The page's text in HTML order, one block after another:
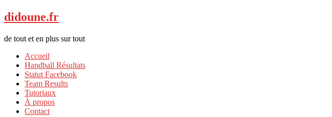
didoune.fr
de tout et en plus sur tout
Accueil
Handball Résultats
Statut Facebook
Team Results
Tutoriaux
À propos
Contact